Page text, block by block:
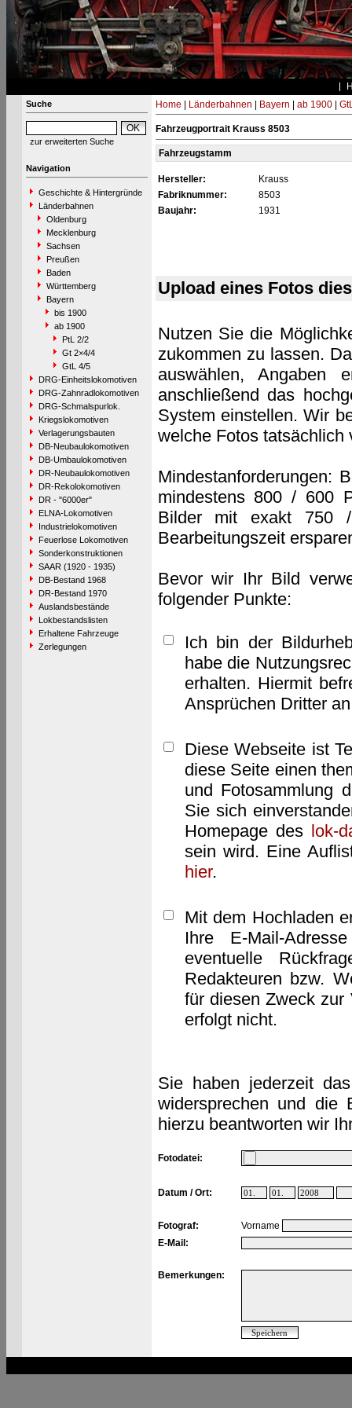
Suche
zur erweiterten Suche
Navigation
Geschichte & Hintergründe
Länderbahnen
Oldenburg
Mecklenburg
Sachsen
Preußen
Baden
Württemberg
Bayern
bis 1900
ab 1900
PtL 2/2
Gt 2×4/4
GtL 4/5
DRG-Einheitslokomotiven
DRG-Zahnradlokomotiven
DRG-Schmalspurlok.
Kriegslokomotiven
Verlagerungsbauten
DB-Neubaulokomotiven
DB-Umbaulokomotiven
DR-Neubaulokomotiven
DR-Rekolokomotiven
DR - "6000er"
ELNA-Lokomotiven
Industrielokomotiven
Feuerlose Lokomotiven
Sonderkonstruktionen
SAAR (1920 - 1935)
DB-Bestand 1968
DR-Bestand 1970
Auslandsbestände
Lokbestandslisten
Erhaltene Fahrzeuge
Zerlegungen
Home Länderbahnen Bayern ab 1900|
Fahrzeugportrait Krauss 8503
Fahrzeugstamm
Hersteller:
Krauss
Fabriknummer:
8503
Baujahr:
1931
Upload eines Fotos
Nutzen Sie die
zukommen zu lassen.
auswählen, Angaben
anschließend das
System einstellen. Wir
welche Fotos tatsächlich
Mindestanforderungen:
mindestens 800 / 600
Bilder mit exakt 750
Bearbeitungszeit
Bevor wir Ihr Bild
folgender Punkte:
Ich bin der
habe die
erhalten. Hiermit
Ansprüchen Dritter
Diese Webseite ist
diese Seite einen
und Fotosammlung
Sie sich
Homepage des lok-
sein wird. Eine
hier.
Mit dem Hochladen
Ihre E-Mail-
eventuelle
Redakteuren bzw.
für diesen Zweck zur
erfolgt nicht.
Sie haben jederzeit
widersprechen und die
hierzu beantworten wir
Fotodatei:
Datum / Ort:
Fotograf:
Vorname
E-Mail:
Bemerkungen: